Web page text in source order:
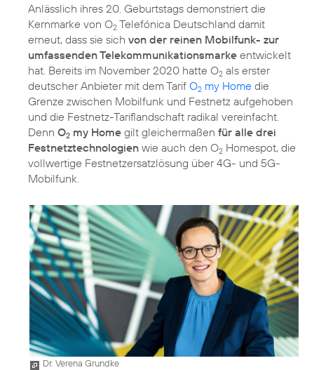
Anlässlich ihres 20. Geburtstags demonstriert die
Kernmarke von O2 Telefónica Deutschland damit
erneut, dass sie sich von der reinen Mobilfunk- zur
umfassenden Telekommunikationsmarke entwickelt
hat. Bereits im November 2020 hatte O2 als erster
deutscher Anbieter mit dem Tarif O2 my Home die
Grenze zwischen Mobilfunk und Festnetz aufgehoben
und die Festnetz-Tariflandschaft radikal vereinfacht.
Denn O2 my Home gilt gleichermaßen für alle drei
Festnetztechnologien wie auch den O2 Homespot, die
vollwertige Festnetzersatzlösung über 4G- und 5G-
Mobilfunk.
Dr. Verena Grundke